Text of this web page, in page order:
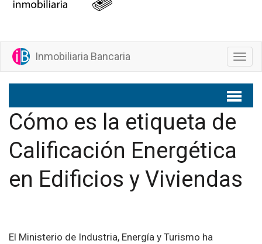
M
e
n
ú
Inmobiliaria Bancaria
Cómo es la etiqueta de
Calificación Energética
en Edificios y Viviendas
El Ministerio de Industria, Energía y Turismo ha